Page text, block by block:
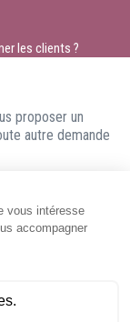
les clients ?
proposer un
autre demande